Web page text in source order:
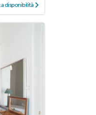
disponibilità